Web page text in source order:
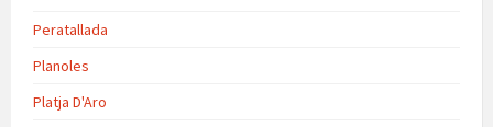
Peratallada
Planoles
Platja D'Aro